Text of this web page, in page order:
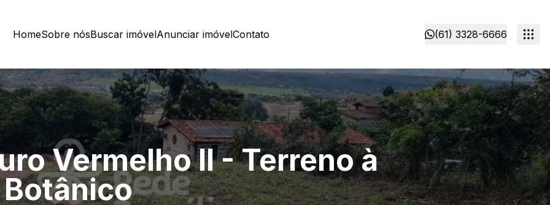
HomeSobre nósBuscar imóvelAnunciar imóvelContato (61) 3328-6666
Vermelho II - Terreno à